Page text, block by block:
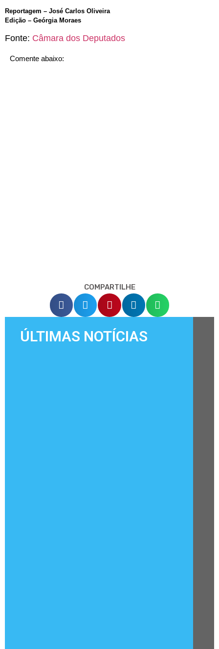
Reportagem – José Carlos Oliveira
Edição – Geórgia Moraes
Fonte: Câmara dos Deputados
Comente abaixo:
COMPARTILHE
ÚLTIMAS NOTÍCIAS